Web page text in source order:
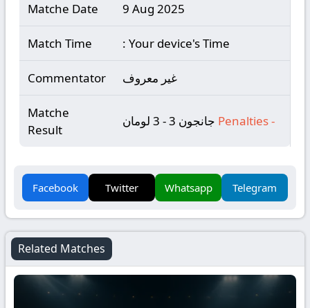
Matche Date 9 Aug 2025
Match Time : Your device's Time
Commentator غير معروف
Matche
Result
Penalties-
Facebook Twitter Whatsapp Telegram
Related Matches